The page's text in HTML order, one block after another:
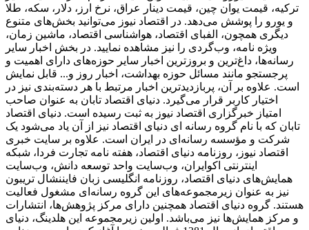
ترکیه، قیمت یوان چین، قیمت دینار عراق، نرخ ارز، دلار، سکه، طلا
و یورو را پوشش می‌دهد. در اقتصاد نیوز می‌توانید بخش‌های متنوع
دیگری همچون، الفبای اقتصاد، هواشناسی اقتصاد، ماشین زمان،
ویژه نامه، وب‌گردی را نیز مشاهده نمایید. در بخش اخبار سایر
رسانه‌ها، داغ‌ترین و بروزترین اخبار سایر حوزه‌های دارای اهمیت و
پرجستجو مانند مسائل حوزه بهداشت، اخبار روز و... قابل نمایش
است. علاوه بر آن، پربازدیدترین اخبار مرتبط با هر دسته‌بندی نیز در
اختیار کاربر قرار می‌گیرد. دنیای اقتصاد تابان به عنوان صاحب
امتیاز خبرگزاری اقتصاد نیوز به ثبت رسیده است. دنیای اقتصاد
تابان که با نام گروه رسانه ای دنیای اقتصاد نیز از آن یاد می‌شود یک
شرکت و مؤسسه رسانه‌ای در ایران است. علاوه بر سایت خبری
اقتصاد نیوز، روزنامه دنیای اقتصاد، هفته ‌نامه تجارت فردا، شبکه
اینترنتی اکوایران، وب‌سایت واحد توسعه دانش، وب‌سایت
همایش‌های دنیای اقتصاد، روزنامه انگلیسی ‌زبان فایننشال تریبون
نیز به عنوان زیرمجموعه‌های این گروه رسانه‌ای مشغول فعالیت
هستند. گروه دنیای اقتصاد همچنین دارای مرکز پژوهش‌ها، انتشارات
و مرکز همایش‌ها نیز می‌باشد. اولین زیرمجموعه این هلدینگ، دنیای